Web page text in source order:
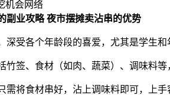
机会网络
副业攻略 夜市摆摊卖沾串的优势
受各个年龄段的喜爱，尤其是学生和
签、食材（如肉、蔬菜）、调味料等
将食材串好，沾上调味料即可，上手